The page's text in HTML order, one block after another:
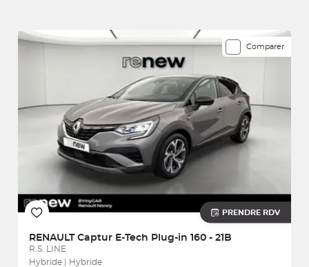
749 véhicules correspondent à votre recherche
Comparer
PRENDRE RDV
RENAULT Captur E-Tech Plug-in 160 - 21B
R.S. LINE
Hybride | Hybride